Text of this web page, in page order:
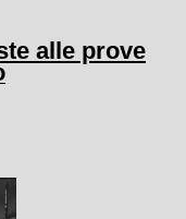
alle prove